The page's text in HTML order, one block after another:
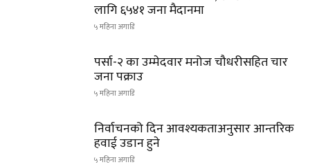
लागि ६५४१ जना मैदानमा
५ महिना अगाडि
पर्सा-२ का उम्मेदवार मनोज चौधरीसहित चार
जना पक्राउ
५ महिना अगाडि
निर्वाचनको दिन आवश्यकताअनुसार आन्तरिक
हवाई उडान हुने
५ महिना अगाडि